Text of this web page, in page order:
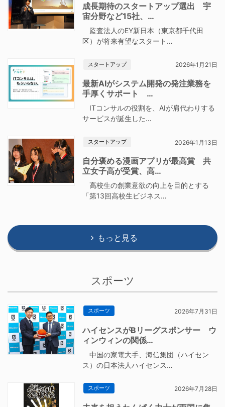
成長期待のスタートアップ選出 宇
宙分野など15社、…
監査法人のEY新日本（東京都千代田
区）が将来有望なスタート…
スタートアップ 2026年1月21日
最新AIがシステム開発の発注業務を
手厚くサポート …
ITコンサルの役割を、AIが肩代わりする
サービスが誕生した…
スタートアップ 2026年1月13日
自分褒める漫画アプリが最高賞 共
立女子高が受賞、高…
高校生の創業意欲の向上を目的とする
「第13回高校生ビジネス…
もっと見る
スポーツ
スポーツ 2026年7月31日
ハイセンスがBリーグスポンサー ウ
ィンウィンの関係…
中国の家電大手、海信集団（ハイセン
ス）の日本法人ハイセンス…
スポーツ 2026年7月28日